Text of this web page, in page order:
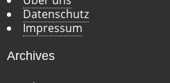
Datenschutz
Impressum
Archives